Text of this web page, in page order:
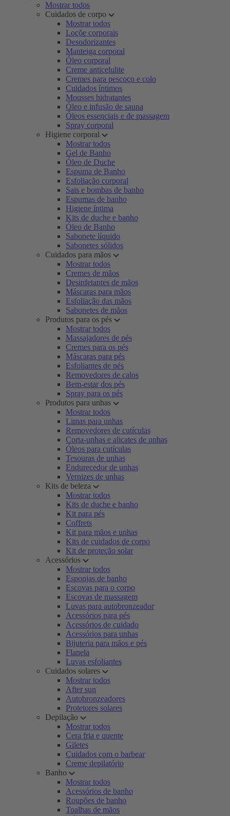
Mostrar todos
Cuidados de corpo
Mostrar todos
Loçõe corporais
Desodorizantes
Manteiga corporal
Óleo corporal
Creme anticelulite
Cremes para pescoço e colo
Cuidados íntimos
Mousses hidratantes
Óleo e infusão de sauna
Óleos essenciais e de massagem
Spray corporal
Higiene corporal
Mostrar todos
Gel de Banho
Óleo de Duche
Espuma de Banho
Esfoliação corporal
Sais e bombas de banho
Espumas de banho
Higiene íntima
Kits de duche e banho
Óleo de Banho
Sabonete líquido
Sabonetes sólidos
Cuidados para mãos
Mostrar todos
Cremes de mãos
Desinfetantes de mãos
Máscaras para mãos
Esfoliação das mãos
Sabonetes de mãos
Produtos para os pés
Mostrar todos
Massajadores de pés
Cremes para os pés
Máscaras para pés
Esfoliantes de pés
Removedores de calos
Bem-estar dos pés
Spray para os pés
Produtos para unhas
Mostrar todos
Limas para unhas
Removedores de cutículas
Corta-unhas e alicates de unhas
Óleos para cutículas
Tesouras de unhas
Endurecedor de unhas
Vernizes de unhas
Kits de beleza
Mostrar todos
Kits de duche e banho
Kit para pés
Coffrets
Kit para mãos e unhas
Kits de cuidados de corpo
Kit de proteção solar
Acessórios
Mostrar todos
Esponjas de banho
Escovas para o corpo
Escovas de massagem
Luvas para autobronzeador
Acessórios para pés
Acessórios de cuidado
Acessórios para unhas
Bijuteria para mãos e pés
Flanela
Luvas esfoliantes
Cuidados solares
Mostrar todos
After sun
Autobronzeadores
Protetores solares
Depilação
Mostrar todos
Cera fria e quente
Giletes
Cuidados com o barbear
Creme depilatório
Banho
Mostrar todos
Acessórios de banho
Roupões de banho
Toalhas de mãos